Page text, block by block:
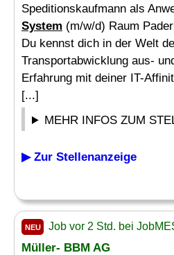
Speditionskaufmann als
System (m/w/d) Raum
Du kennst dich in der Welt
Transportabwicklung aus-
Erfahrung mit deiner IT-
[...]
MEHR INFOS ZUM
▶ Zur Stellenanzeige
NEU Job vor 2 Std. bei
Müller- BBM AG